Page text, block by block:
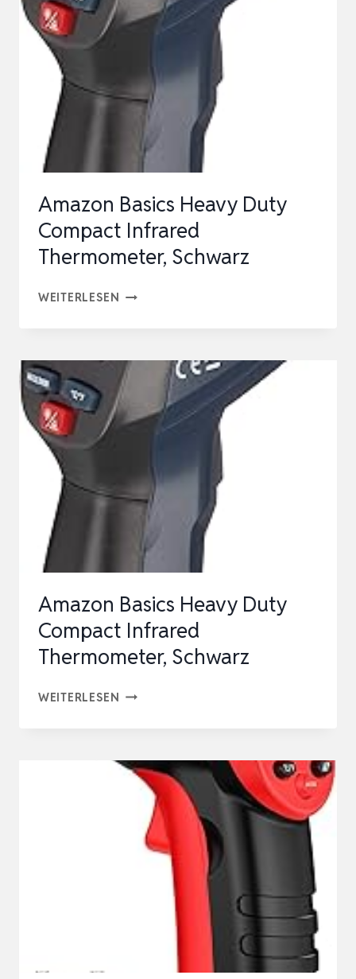
EINFACH
MESSEN,
VORDEFI…
Amazon Basics Heavy Duty
Compact Infrared
Thermometer, Schwarz
WEITERLESEN AMAZON
DUTY
COMPACT
INFRARED
Amazon Basics Heavy Duty
Compact Infrared
Thermometer, Schwarz
WEITERLESEN AMAZON
DUTY
COMPACT
INFRARED
THERMOMETER,
SCHWARZ